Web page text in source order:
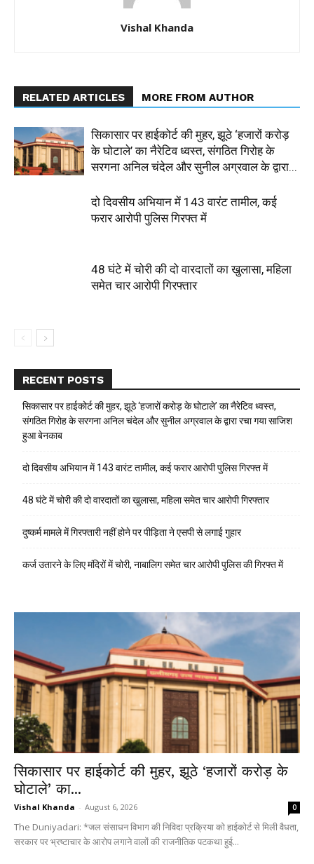
Vishal Khanda
RELATED ARTICLES MORE FROM AUTHOR
सिकासार पर हाईकोर्ट की मुहर, झूठे ‘हजारों करोड़
के घोटाले’ का नैरेटिव ध्वस्त, संगठित गिरोह के
सरगना अनिल चंदेल और सुनील अग्रवाल के द्वारा...
दो दिवसीय अभियान में 143 वारंट तामील, कई
फरार आरोपी पुलिस गिरफ्त में
48 घंटे में चोरी की दो वारदातों का खुलासा, महिला
समेत चार आरोपी गिरफ्तार
RECENT POSTS
सिकासार पर हाईकोर्ट की मुहर, झूठे ‘हजारों करोड़ के घोटाले’ का नैरेटिव ध्वस्त,
संगठित गिरोह के सरगना अनिल चंदेल और सुनील अग्रवाल के द्वारा रचा गया साजिश
हुआ बेनकाब
दो दिवसीय अभियान में 143 वारंट तामील, कई फरार आरोपी पुलिस गिरफ्त में
48 घंटे में चोरी की दो वारदातों का खुलासा, महिला समेत चार आरोपी गिरफ्तार
दुष्कर्म मामले में गिरफ्तारी नहीं होने पर पीड़िता ने एसपी से लगाई गुहार
कर्ज उतारने के लिए मंदिरों में चोरी, नाबालिग समेत चार आरोपी पुलिस की गिरफ्त में
सिकासार पर हाईकोर्ट की मुहर, झूठे ‘हजारों करोड़ के
घोटाले’ का...
Vishal Khanda - August 6, 2026 0
The Duniyadari: *जल संसाधन विभाग की निविदा प्रक्रिया को हाईकोर्ट से मिली वैधता,
सरकार पर भ्रष्टाचार के आरोप लगाने वालों की राजनीतिक पटकथा हुई...